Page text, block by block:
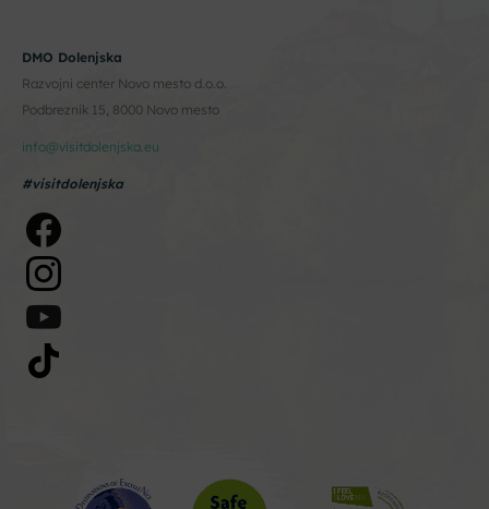
DMO Dolenjska
Razvojni center Novo mesto d.o.o.
Podbreznik 15, 8000 Novo mesto
info@visitdolenjska.eu
#visitdolenjska